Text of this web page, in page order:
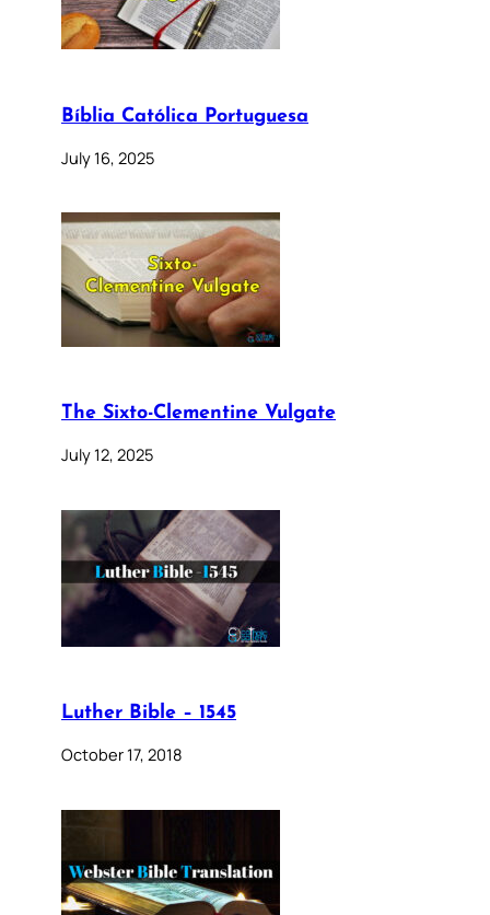
Bíblia Católica Portuguesa
July 16, 2025
The Sixto-Clementine Vulgate
July 12, 2025
Luther Bible – 1545
October 17, 2018